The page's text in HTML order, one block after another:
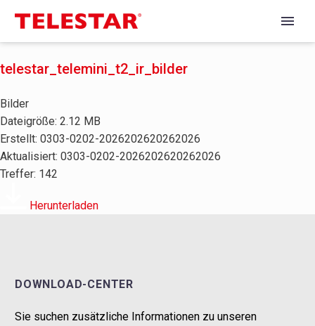
telestar_telemini_t2_ir_bilder
Bilder
Dateigröße: 2.12 MB
Erstellt: 0303-0202-2026202620262026
Aktualisiert: 0303-0202-2026202620262026
Treffer: 142
Herunterladen
DOWNLOAD-CENTER
Sie suchen zusätzliche Informationen zu unseren